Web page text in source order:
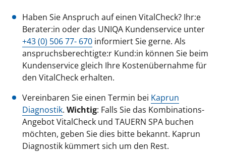
Haben Sie Anspruch auf einen VitalCheck? Ihr:e
Berater:in oder das UNIQA Kundenservice unter
+43 (0) 506 77- 670 informiert Sie gerne. Als
anspruchsberechtigte:r Kund:in können Sie beim
Kundenservice gleich Ihre Kostenübernahme für
den VitalCheck erhalten.
Vereinbaren Sie einen Termin bei Kaprun
Diagnostik. Wichtig: Falls Sie das Kombinations-
Angebot VitalCheck und TAUERN SPA buchen
möchten, geben Sie dies bitte bekannt. Kaprun
Diagnostik kümmert sich um den Rest.